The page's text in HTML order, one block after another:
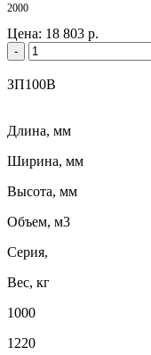
2000
Цена: 18 803 р.
-
ЗП100В
Длина, мм
Ширина, мм
Высота, мм
Объем, м3
Серия,
Вес, кг
1000
1220